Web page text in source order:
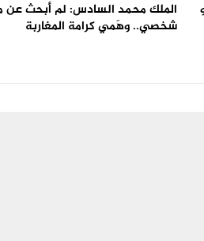
الملك محمد السادس: لم أبحث عن
شخصي.. وهَمي كرامة المغاربة